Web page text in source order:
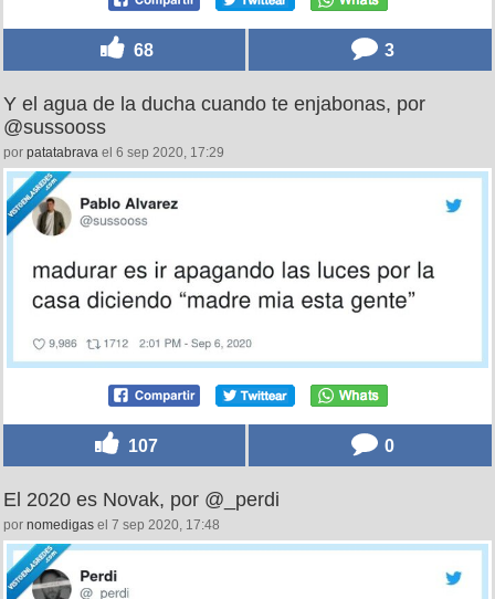
68 3
Y el agua de la ducha cuando te enjabonas, por
@sussooss
por patatabrava el 6 sep 2020, 17:29
107 0
El 2020 es Novak, por @_perdi
por nomedigas el 7 sep 2020, 17:48